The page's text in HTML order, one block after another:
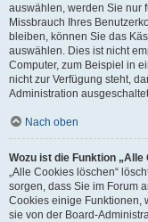
auswählen, werden Sie nur
Missbrauch Ihres
bleiben, können Sie das
auswählen. Dies ist nicht
Computer, zum Beispiel in
nicht zur Verfügung steht,
Administration
Nach oben
Wozu ist die Funktion
„Alle Cookies löschen“
sorgen, dass Sie im Forum
Cookies einige Funktionen,
sie von der Board-